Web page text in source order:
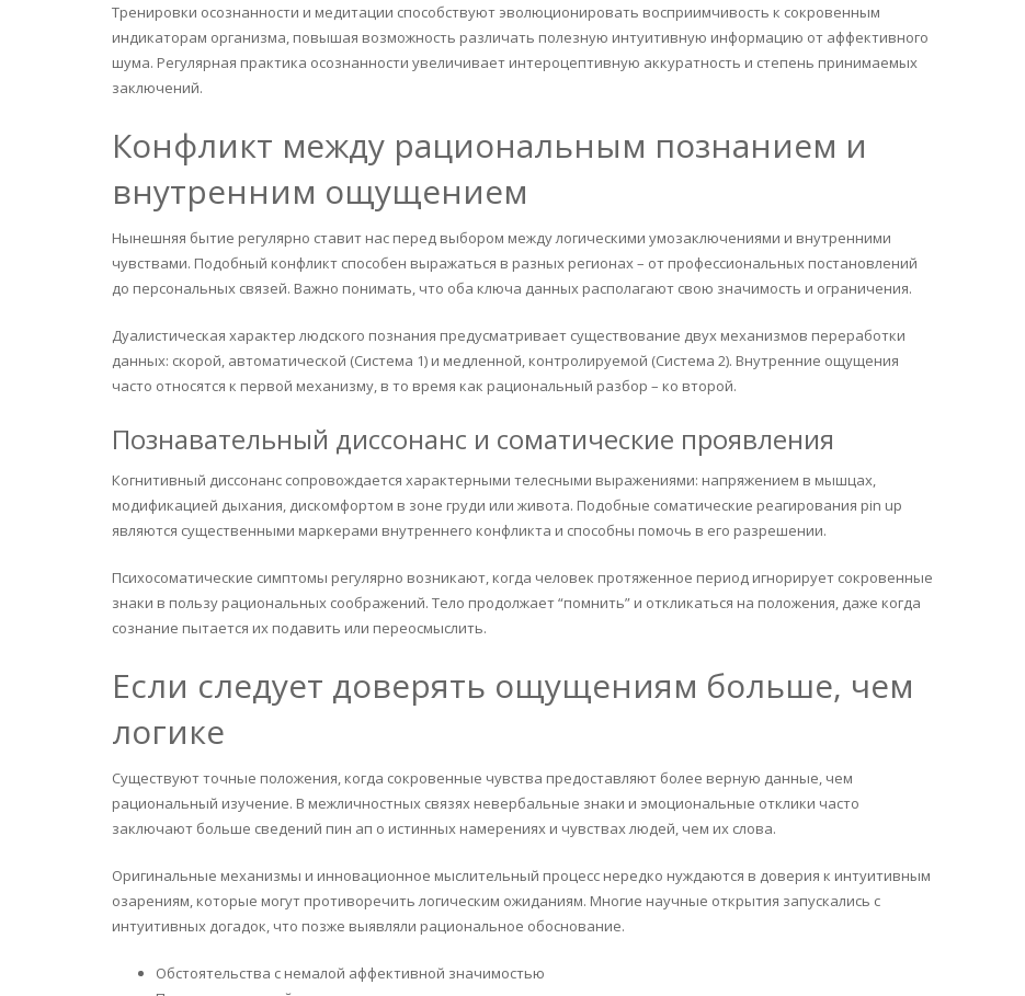
Тренировки осознанности и медитации способствуют эволюционировать восприимчивость к сокровенным
индикаторам организма, повышая возможность различать полезную интуитивную информацию от аффективного
шума. Регулярная практика осознанности увеличивает интероцептивную аккуратность и степень принимаемых
заключений.
Конфликт между рациональным познанием и
внутренним ощущением
Нынешняя бытие регулярно ставит нас перед выбором между логическими умозаключениями и внутренними
чувствами. Подобный конфликт способен выражаться в разных регионах – от профессиональных постановлений
до персональных связей. Важно понимать, что оба ключа данных располагают свою значимость и ограничения.
Дуалистическая характер людского познания предусматривает существование двух механизмов переработки
данных: скорой, автоматической (Система 1) и медленной, контролируемой (Система 2). Внутренние ощущения
часто относятся к первой механизму, в то время как рациональный разбор – ко второй.
Познавательный диссонанс и соматические проявления
Когнитивный диссонанс сопровождается характерными телесными выражениями: напряжением в мышцах,
модификацией дыхания, дискомфортом в зоне груди или живота. Подобные соматические реагирования pin up
являются существенными маркерами внутреннего конфликта и способны помочь в его разрешении.
Психосоматические симптомы регулярно возникают, когда человек протяженное период игнорирует сокровенные
знаки в пользу рациональных соображений. Тело продолжает “помнить” и откликаться на положения, даже когда
сознание пытается их подавить или переосмыслить.
Если следует доверять ощущениям больше, чем
логике
Существуют точные положения, когда сокровенные чувства предоставляют более верную данные, чем
рациональный изучение. В межличностных связях невербальные знаки и эмоциональные отклики часто
заключают больше сведений пин ап о истинных намерениях и чувствах людей, чем их слова.
Оригинальные механизмы и инновационное мыслительный процесс нередко нуждаются в доверия к интуитивным
озарениям, которые могут противоречить логическим ожиданиям. Многие научные открытия запускались с
интуитивных догадок, что позже выявляли рациональное обоснование.
Обстоятельства с немалой аффективной значимостью